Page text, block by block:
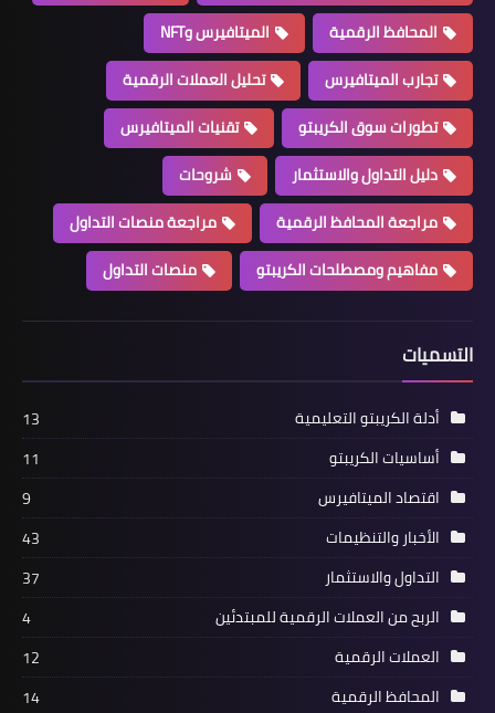
المحافظ الرقمية
الميتافيرس وNFT
تجارب الميتافيرس
تحليل العملات الرقمية
تطورات سوق الكريبتو
تقنيات الميتافيرس
دليل التداول والاستثمار
شروحات
مراجعة المحافظ الرقمية
مراجعة منصات التداول
مفاهيم ومصطلحات الكريبتو
منصات التداول
التسميات
أدلة الكريبتو التعليمية
13
أساسيات الكريبتو
11
اقتصاد الميتافيرس
9
الأخبار والتنظيمات
43
التداول والاستثمار
37
الربح من العملات الرقمية للمبتدئين
4
العملات الرقمية
12
المحافظ الرقمية
14